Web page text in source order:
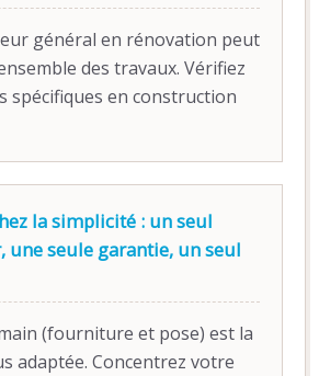
général en rénovation peut
des travaux. Vérifiez
spécifiques en construction
la simplicité : un seul
seule garantie, un seul
(fourniture et pose) est la
adaptée. Concentrez votre